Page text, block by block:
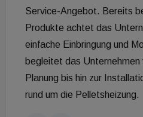
Service-Angebot. Bereits
Produkte achtet das
einfache Einbringung und
begleitet das Unternehmen
Planung bis hin zur
rund um die Pelletsheizung.